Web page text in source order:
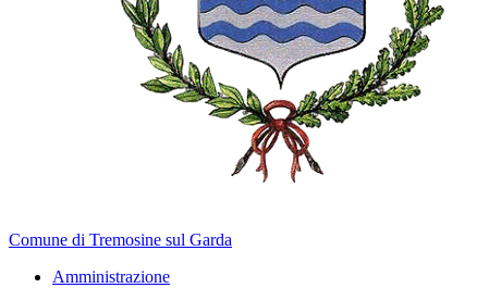
Comune di Tremosine sul Garda
Amministrazione